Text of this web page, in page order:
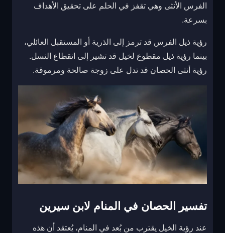
الفرس الأنثى وهي تقفز في الحلم على تحقيق الأهداف
بسرعة.
رؤية ذيل الفرس قد ترمز إلى الذرية أو المستقبل العائلي،
بينما رؤية ذيل مقطوع لخيل قد تشير إلى انقطاع النسل.
رؤية أنثى الحصان قد تدل على زوجة صالحة ومرموقة.
تفسير الحصان في المنام لابن سيرين
عند رؤية الخيل يقترب من بُعد في المنام، يُعتقد أن هذه